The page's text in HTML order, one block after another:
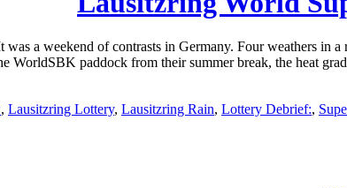
a weekend of contrasts in Germany. Four weathers in
WorldSBK paddock from their summer break, the heat
, Lausitzring Lottery, Lausitzring Rain, Lottery Debrief:,